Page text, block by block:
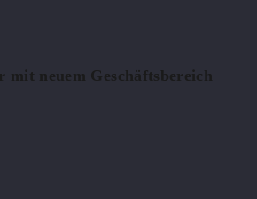
mit neuem Geschäftsbereich